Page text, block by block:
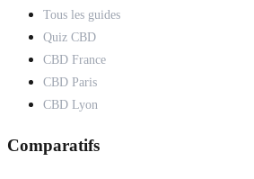
Tous les guides
Quiz CBD
CBD France
CBD Paris
CBD Lyon
Comparatifs